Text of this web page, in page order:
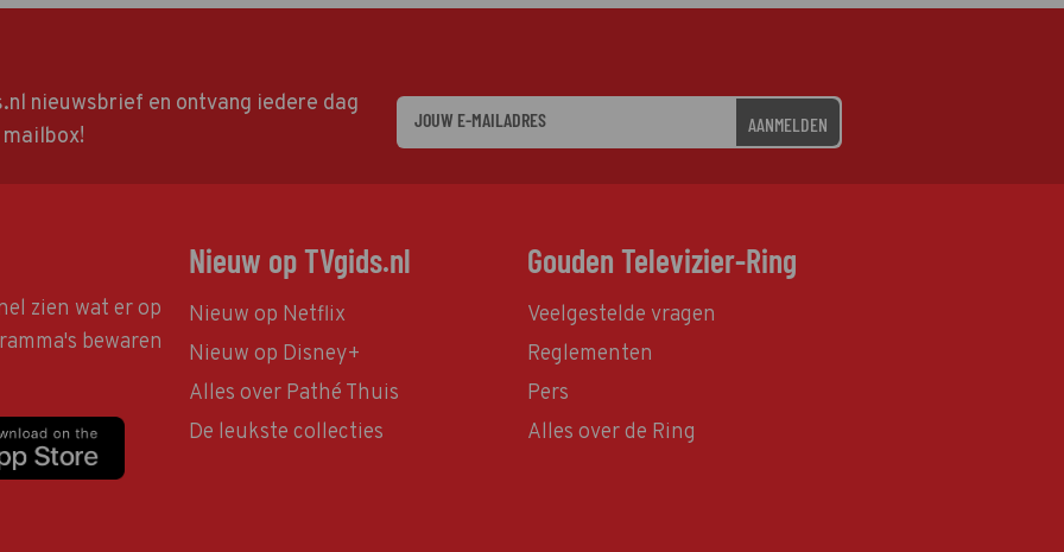
nieuwsbrief en ontvang iedere dag
AANMELDEN
zien wat er op
bewaren
Nieuw op TVgids.nl
Nieuw op Netflix
Nieuw op Disney+
Alles over Pathé Thuis
De leukste collecties
Gouden Televizier-Ring
Veelgestelde vragen
Reglementen
Pers
Alles over de Ring